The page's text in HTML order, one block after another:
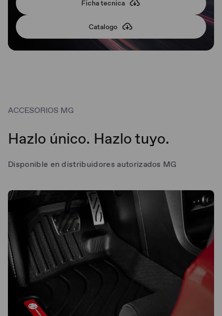
Ficha tecnica
Catalogo
ACCESORIOS MG
Hazlo único. Hazlo tuyo.
Disponible en distribuidores autorizados MG